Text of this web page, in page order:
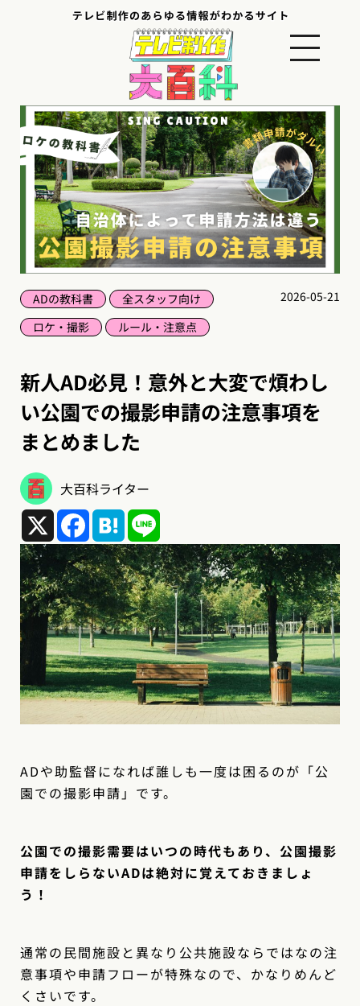
ADの教科書
全スタッフ向け
ロケ・撮影
ルール・注意点
2026-05-21
新人AD必見！意外と大変で煩わし
い公園での撮影申請の注意事項を
まとめました
大百科ライター
X
Facebook
Hatena
ADや助監督になれば誰しも一度は困るのが「公
園での撮影申請」です。
公園での撮影需要はいつの時代もあり、公園撮影
申請をしらないADは絶対に覚えておきましょ
う！
通常の民間施設と異なり公共施設ならではなの注
意事項や申請フローが特殊なので、かなりめんど
くさいです。